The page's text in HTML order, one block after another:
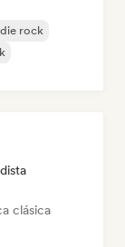
rock
clásica